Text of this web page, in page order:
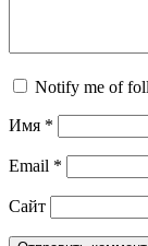
Notify me of
Имя *
Email *
Сайт